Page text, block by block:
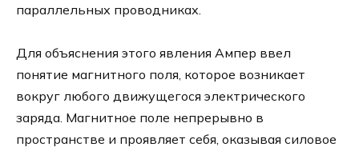
параллельных проводниках.
Для объяснения этого явления Ампер ввел
понятие магнитного поля, которое возникает
вокруг любого движущегося электрического
заряда. Магнитное поле непрерывно в
пространстве и проявляет себя, оказывая силовое